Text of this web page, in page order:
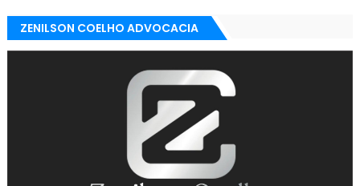
ZENILSON COELHO ADVOCACIA